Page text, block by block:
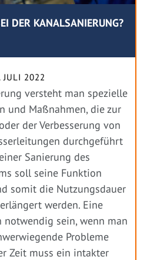
DER KANALSANIERUNG?
JULI 2022
versteht man spezielle
und Maßnahmen, die zur
der Verbesserung von
durchgeführt
Sanierung des
soll seine Funktion
somit die Nutzungsdauer
werden. Eine
notwendig sein, wenn man
Probleme
Zeit muss ein intakter